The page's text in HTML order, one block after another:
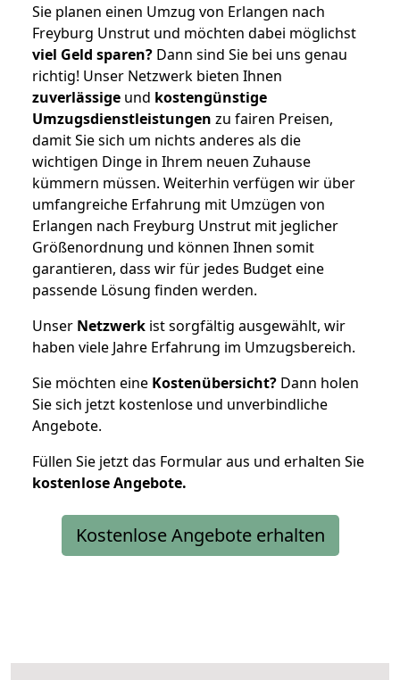
Sie planen einen Umzug von Erlangen nach
Freyburg Unstrut und möchten dabei möglichst
viel Geld sparen? Dann sind Sie bei uns genau
richtig! Unser Netzwerk bieten Ihnen
zuverlässige und kostengünstige
Umzugsdienstleistungen zu fairen Preisen,
damit Sie sich um nichts anderes als die
wichtigen Dinge in Ihrem neuen Zuhause
kümmern müssen. Weiterhin verfügen wir über
umfangreiche Erfahrung mit Umzügen von
Erlangen nach Freyburg Unstrut mit jeglicher
Größenordnung und können Ihnen somit
garantieren, dass wir für jedes Budget eine
passende Lösung finden werden.
Unser Netzwerk ist sorgfältig ausgewählt, wir
haben viele Jahre Erfahrung im Umzugsbereich.
Sie möchten eine Kostenübersicht? Dann holen
Sie sich jetzt kostenlose und unverbindliche
Angebote.
Füllen Sie jetzt das Formular aus und erhalten Sie
kostenloseAngebote.
Kostenlose Angebote erhalten